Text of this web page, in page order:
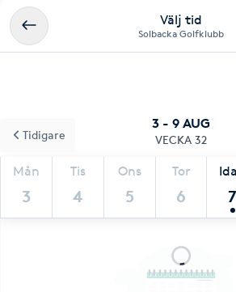
Välj tid
Solbacka Golfklubb
3 - 9 AUG
VECKA 32
Mån
3
Tis
4
Ons
5
Tor
6 7
Tidigare